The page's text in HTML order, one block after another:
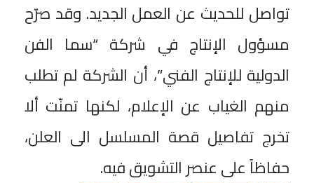
تواصل للحديث عن العمل الجديد. وقد صرّح
مسؤول الإنتاج في شركة “سما الفن
الدولية للإنتاج الفني”، أن الشركة لم تطلب
منهم الغياب عن الإعلام، لكنها تمنّت ألا
تخرج تفاصيل قصة المسلسل الى العلن،
حفاظاً على عنصر التشويق فيه.